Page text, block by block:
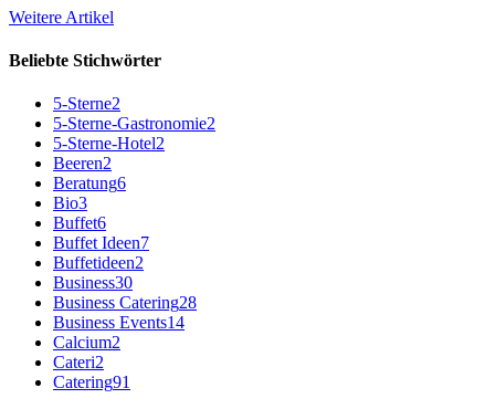
Weitere Artikel
Beliebte Stichwörter
5-Sterne2
5-Sterne-Gastronomie2
5-Sterne-Hotel2
Beeren2
Beratung6
Bio3
Buffet6
Buffet Ideen7
Buffetideen2
Business30
Business Catering28
Business Events14
Calcium2
Cateri2
Catering91